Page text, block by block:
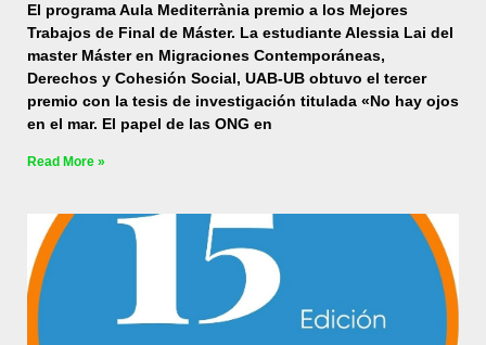
El programa Aula Mediterrània premio a los Mejores
Trabajos de Final de Máster. La estudiante Alessia Lai del
master Máster en Migraciones Contemporáneas,
Derechos y Cohesión Social, UAB-UB obtuvo el tercer
premio con la tesis de investigación titulada «No hay ojos
en el mar. El papel de las ONG en
Read More »